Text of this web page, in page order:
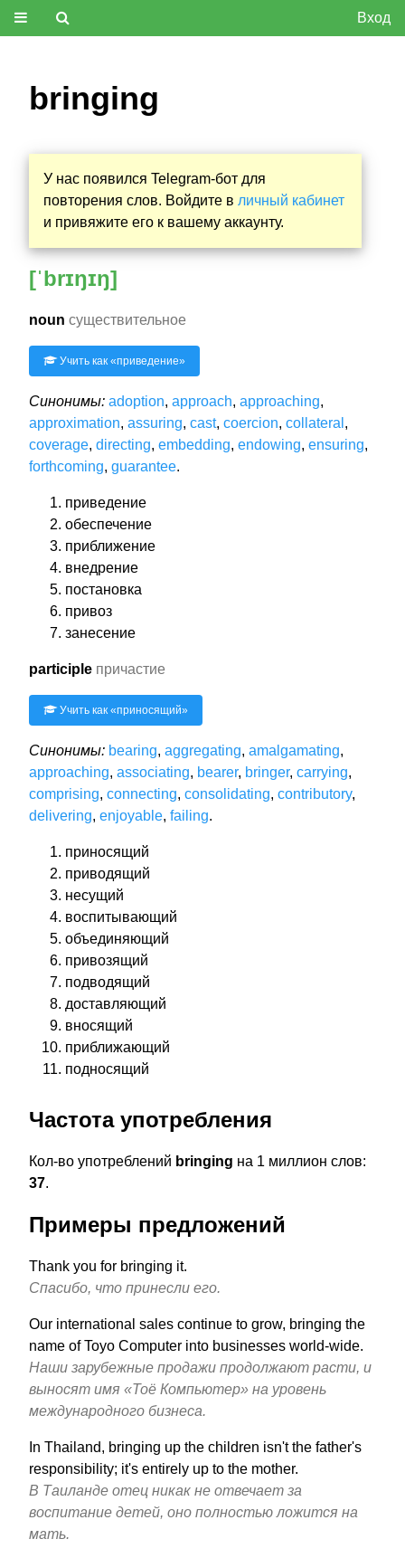
Вход
bringing
У нас появился Telegram-бот для
повторения слов. Войдите в личный кабинет
и привяжите его к вашему аккаунту.
[ˈbrɪŋɪŋ]
noun существительное
Учить как «приведение»
Синонимы: adoption, approach, approaching,
approximation, assuring, cast, coercion, collateral ,
coverage, directing, embedding, endowing, ensuring,
forthcoming, guarantee.
приведение
обеспечение
приближение
внедрение
постановка
привоз
занесение
participle причастие
Учить как «приносящий»
Синонимы: bearing, aggregating, amalgamating,
approaching, associating, bearer, bringer, carrying,
comprising, connecting, consolidating, contributory,
delivering, enjoyable, failing.
приносящий
приводящий
несущий
воспитывающий
объединяющий
привозящий
подводящий
доставляющий
вносящий
приближающий
подносящий
Частота употребления
Кол-во употреблений bringing на 1 миллион слов:
37.
Примеры предложений
Thank you for bringing it.
Спасибо, что принесли его.
Our international sales continue to grow, bringing the
name of Toyo Computer into businesses world-wide.
Наши зарубежные продажи продолжают расти, и
выносят имя «Тоё Компьютер» на уровень
международного бизнеса.
In Thailand, bringing up the children isn't the father's
responsibility; it's entirely up to the mother.
В Таиланде отец никак не отвечает за
воспитание детей, оно полностью ложится на
мать.